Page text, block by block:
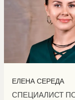
ЕЛЕНА СЕРЕДА
СПЕЦИАЛИСТ